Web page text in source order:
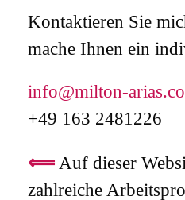
Kontaktieren Sie
mache Ihnen ein
info@milton-
+49 163 2481226
⟸ Auf dieser
zahlreiche